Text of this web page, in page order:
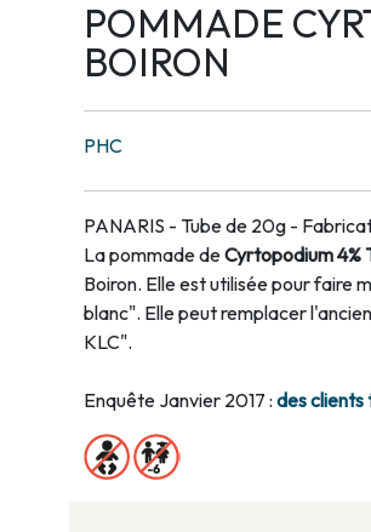
POMMADE
BOIRON
PHC
PANARIS - Tube de 20g -
La pommade deCyrtopodium 4%
Boiron. Elle est utilisée pour faire
blanc". Elle peut remplacer
KLC".
Enquête Janvier 2017 : des clients